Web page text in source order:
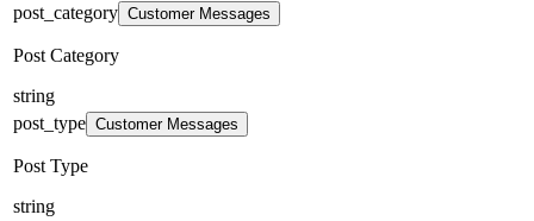
post_category Customer Messages
Post Category
string
post_type Customer Messages
Post Type
string